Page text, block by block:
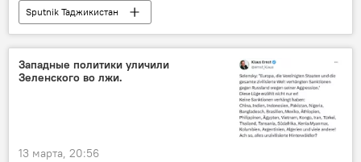
Sputnik Таджикистан
Ситуация на Ближнем Востоке
Западные политики уличили
Зеленского во лжи.
13 марта, 20:56